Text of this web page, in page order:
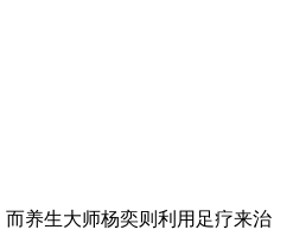
养生大师杨奕则利用足疗来治